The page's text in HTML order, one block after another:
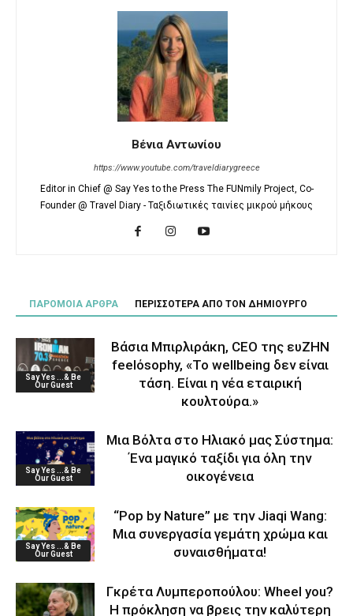
Βένια Αντωνίου
https://www.youtube.com/traveldiarygreece
Editor in Chief @ Say Yes to the Press The FUNmily Project, Co-
Founder @ Travel Diary - Ταξιδιωτικές ταινίες μικρού μήκους
ΠΑΡΟΜΟΙΑ ΑΡΘΡΑ ΠΕΡΙΣΣΟΤΕΡΑ ΑΠΟ ΤΟΝ ΔΗΜΙΟΥΡΓΟ
Say Yes ...& Be
Our Guest
Βάσια Μπιρλιράκη, CEO της ευΖΗΝ
feelόsophy, «Το wellbeing δεν είναι
τάση. Είναι η νέα εταιρική
κουλτούρα.»
Say Yes ...& Be
Our Guest
Μια Βόλτα στο Ηλιακό μας Σύστημα:
Ένα μαγικό ταξίδι για όλη την
οικογένεια
Say Yes ...& Be
Our Guest
“Pop by Nature” με την Jiaqi Wang:
Μια συνεργασία γεμάτη χρώμα και
συναισθήματα!
Γκρέτα Λυμπεροπούλου: Wheel you?
Η πρόκληση να βρεις την καλύτερη